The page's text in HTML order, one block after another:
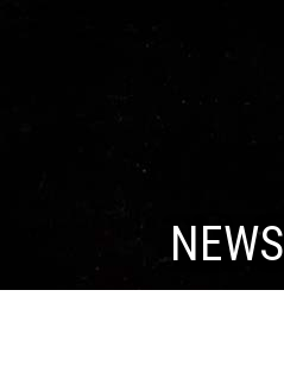
NEWS